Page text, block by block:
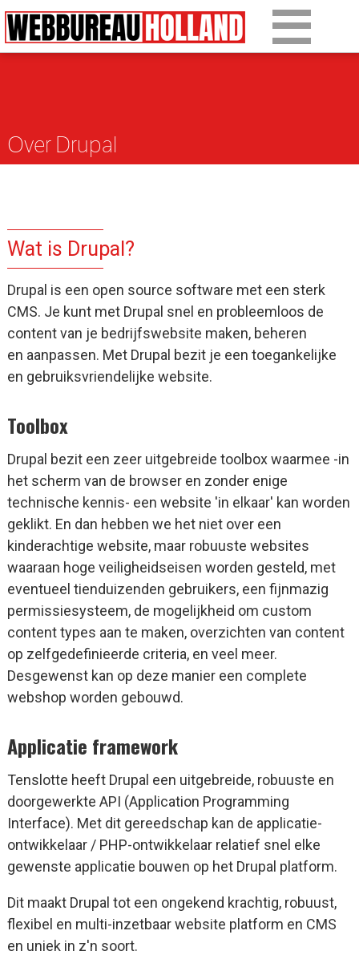
Over Drupal
Contact
Wat is Drupal?
Drupal is een open source software met een sterk
CMS. Je kunt met Drupal snel en probleemloos de
content van je bedrijfswebsite maken, beheren
en aanpassen. Met Drupal bezit je een toegankelijke
en gebruiksvriendelijke website.
Toolbox
Drupal bezit een zeer uitgebreide toolbox waarmee -in
het scherm van de browser en zonder enige
technische kennis- een website 'in elkaar' kan worden
geklikt. En dan hebben we het niet over een
kinderachtige website, maar robuuste websites
waaraan hoge veiligheidseisen worden gesteld, met
eventueel tienduizenden gebruikers, een fijnmazig
permissiesysteem, de mogelijkheid om custom
content types aan te maken, overzichten van content
op zelfgedefinieerde criteria, en veel meer.
Desgewenst kan op deze manier een complete
webshop worden gebouwd.
Applicatie framework
Tenslotte heeft Drupal een uitgebreide, robuuste en
doorgewerkte API (Application Programming
Interface). Met dit gereedschap kan de applicatie-
ontwikkelaar / PHP-ontwikkelaar relatief snel elke
gewenste applicatie bouwen op het Drupal platform.
Dit maakt Drupal tot een ongekend krachtig, robuust,
flexibel en multi-inzetbaar website platform en CMS
en uniek in z'n soort.